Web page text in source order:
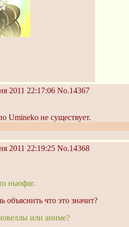
2011 22:17:06 No.14367
Umineko не существует.
2011 22:19:25 No.14368
ньюфаг.
что это значит?
или аниме?